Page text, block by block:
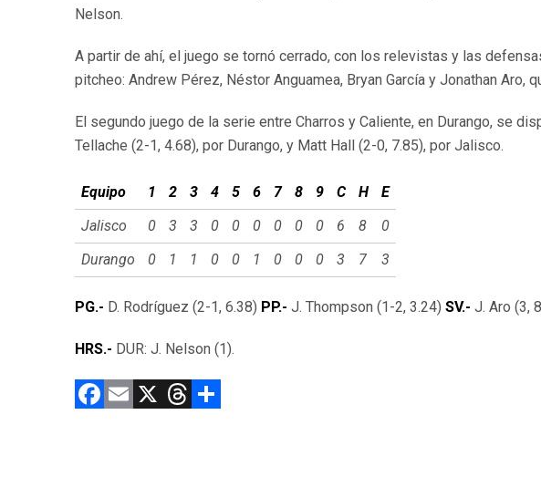
Nelson.
A partir de ahí, el juego se tornó cerrado, con los relevistas y las
pitcheo: Andrew Pérez, Néstor Anguamea, Bryan García y Jonathan Aro,
El segundo juego de la serie entre Charros y Caliente, en Durango, se
Tellache (2-1, 4.68), por Durango, y Matt Hall (2-0, 7.85), por Jalisco.
Equipo 1 2 3 4 5 6 7 8 9 C H
E
Jalisco
0 3 3 0 0 0 0 0 0 6 8
0
Durango
0 1 1 0 0 1 0 0 0 3 7 3
PG.- D. Rodríguez (2-1, 6.38) PP.- J. Thompson (1-2, 3.24) SV.- J. Aro (3,
HRS.- DUR: J. Nelson (1).
F E X T